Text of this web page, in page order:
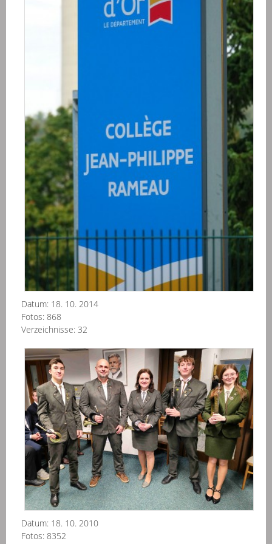
Datum: 18. 10. 2014
Fotos: 868
Verzeichnisse: 32
Datum: 18. 10. 2010
Fotos: 8352